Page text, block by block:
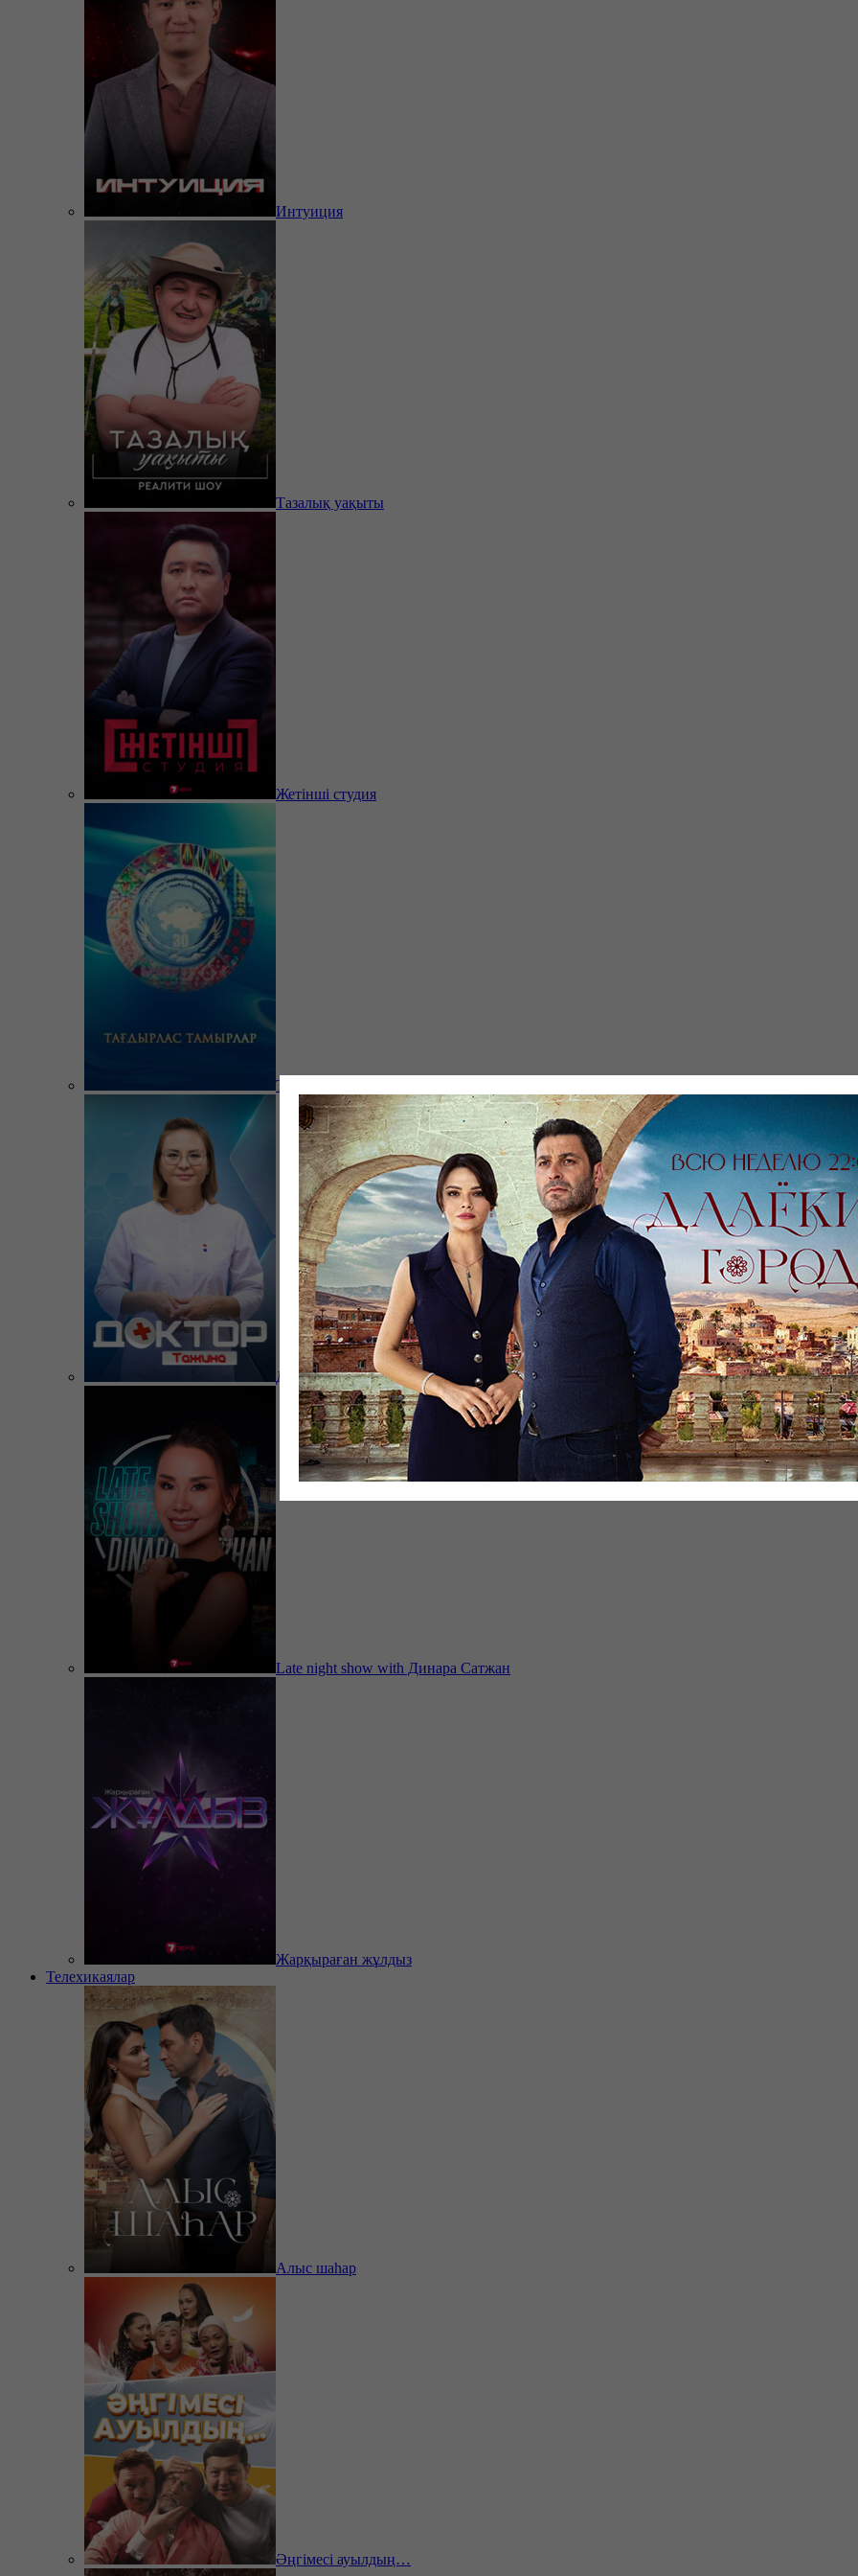
Интуиция
Тазалық уақыты
Жетінші студия
Тағдырлас тамырлар
Доктор Тажина
Late night show with Динара Сатжан
Жарқыраған жұлдыз
Телехикаялар
Алыс шаһар
Әңгімесі ауылдың…